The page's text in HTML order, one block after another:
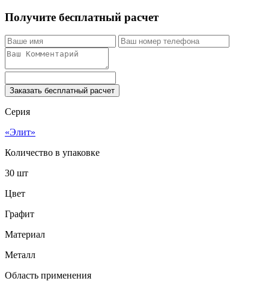
Получите бесплатный расчет
Заказать бесплатный расчет
Серия
«Элит»
Количество в упаковке
30 шт
Цвет
Графит
Материал
Металл
Область применения